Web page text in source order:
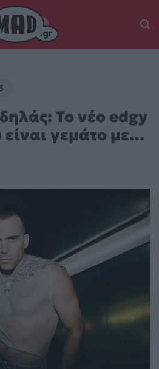
Το νέο edgy
γεμάτο με…